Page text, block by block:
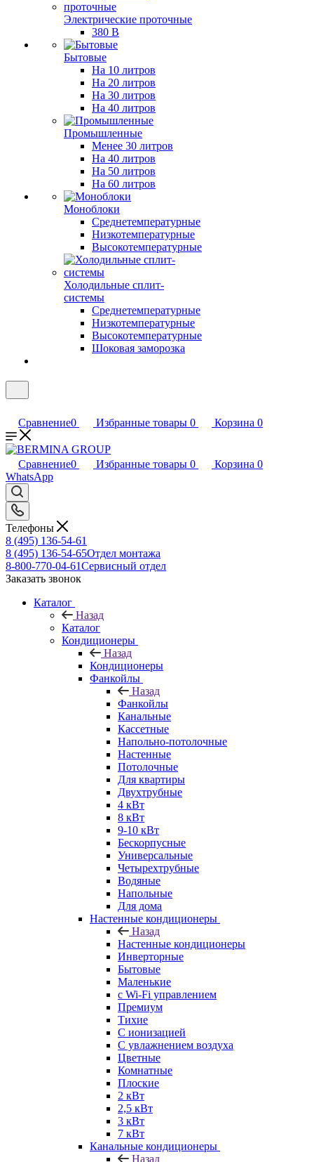
Электрические проточные
380 В
Бытовые
На 10 литров
На 20 литров
На 30 литров
На 40 литров
Промышленные
Менее 30 литров
На 40 литров
На 50 литров
На 60 литров
Моноблоки
Среднетемпературные
Низкотемпературные
Высокотемпературные
Холодильные сплит-
системы
Среднетемпературные
Низкотемпературные
Высокотемпературные
Шоковая заморозка
Сравнение0 Избранные товары 0 Корзина 0
Сравнение0 Избранные товары 0 Корзина 0
WhatsApp
Телефоны
8 (495) 136-54-61
8 (495) 136-54-65Отдел монтажа
8-800-770-04-61Сервисный отдел
Заказать звонок
Каталог
Назад
Каталог
Кондиционеры
Назад
Кондиционеры
Фанкойлы
Назад
Фанкойлы
Канальные
Кассетные
Напольно-потолочные
Настенные
Потолочные
Для квартиры
Двухтрубные
4 кВт
8 кВт
9-10 кВт
Бескорпусные
Универсальные
Четырехтрубные
Водяные
Напольные
Для дома
Настенные кондиционеры
Назад
Настенные кондиционеры
Инверторные
Бытовые
Маленькие
с Wi-Fi управлением
Премиум
Тихие
С ионизацией
С увлажнением воздуха
Цветные
Комнатные
Плоские
2 кВт
2,5 кВт
3 кВт
7 кВт
Канальные кондиционеры
Назад